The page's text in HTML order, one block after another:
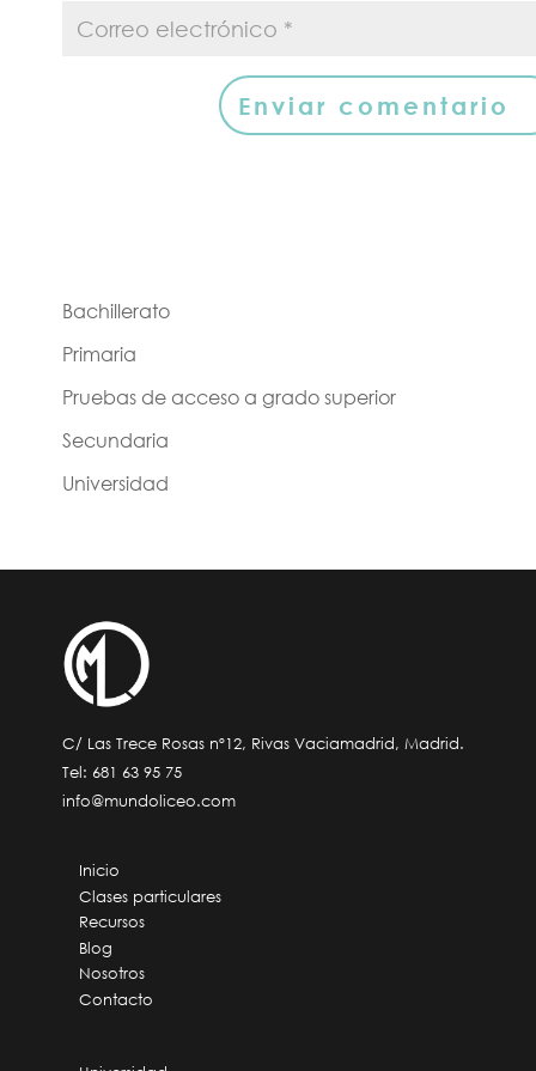
Bachillerato
Primaria
Pruebas de acceso a grado superior
Secundaria
Universidad
C/ Las Trece Rosas nº12, Rivas Vaciamadrid, Madrid.
Tel: 681 63 95 75
info@mundoliceo.com
Inicio
Clases particulares
Recursos
Blog
Nosotros
Contacto